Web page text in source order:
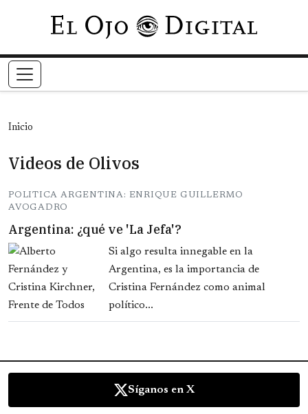
Pasar al contenido principal
Inicio
Videos de Olivos
POLITICA ARGENTINA: ENRIQUE GUILLERMO
AVOGADRO
Argentina: ¿qué ve 'La Jefa'?
Si algo resulta innegable en la
Argentina, es la importancia de
Cristina Fernández como animal
político...
Síganos en X